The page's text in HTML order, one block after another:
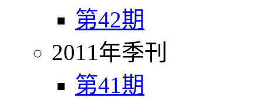
第42期
2011年季刊
第41期